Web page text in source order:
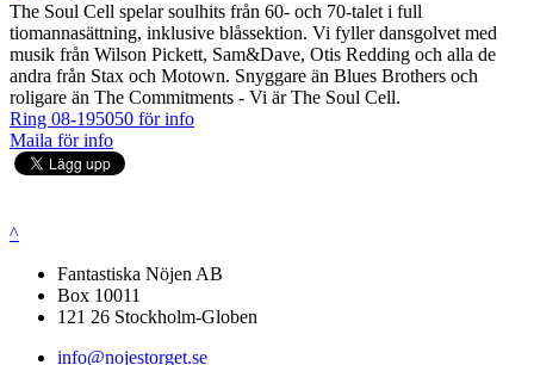
The Soul Cell spelar soulhits från 60- och 70-talet i full
tiomannasättning, inklusive blåssektion. Vi fyller dansgolvet med
musik från Wilson Pickett, Sam&Dave, Otis Redding och alla de
andra från Stax och Motown. Snyggare än Blues Brothers och
roligare än The Commitments - Vi är The Soul Cell.
Ring 08-195050 för info
Maila för info
^
Fantastiska Nöjen AB
Box 10011
121 26 Stockholm-Globen
info@nojestorget.se